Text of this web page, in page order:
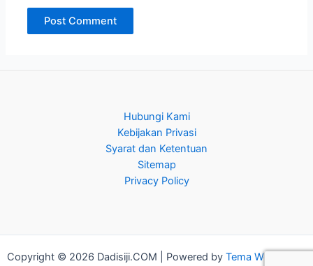
Hubungi Kami
Kebijakan Privasi
Syarat dan Ketentuan
Sitemap
Privacy Policy
Copyright © 2026 Dadisiji.COM | Powered by Tema WordPress